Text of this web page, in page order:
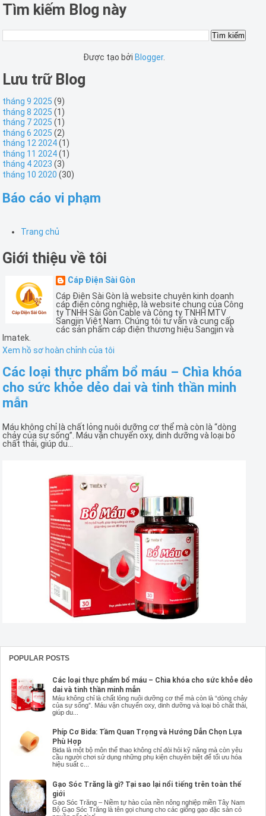
Tìm kiếm Blog này
Được tạo bởi Blogger.
Lưu trữ Blog
tháng 9 2025 (9)
tháng 8 2025 (1)
tháng 7 2025 (1)
tháng 6 2025 (2)
tháng 12 2024(1)
tháng 11 2024(1)
tháng 4 2023 (3)
tháng 10 2020 (30)
Báo cáo vi phạm
Trang chủ
Giới thiệu về tôi
Cáp Điện Sài Gòn
Cáp Điện Sài Gòn là website chuyên kinh doanh
cáp điện công nghiệp, là website chung của Công
ty TNHH Sài Gòn Cable và Công ty TNHH MTV
Sangjin Việt Nam. Chúng tôi tư vấn và cung cấp
các sản phẩm cáp điện thương hiệu Sangjin và
Imatek.
Xem hồ sơ hoàn chỉnh của tôi
Các loại thực phẩm bổ máu – Chìa khóa
cho sức khỏe dẻo dai và tinh thần minh
mẫn
Máu không chỉ là chất lỏng nuôi dưỡng cơ thể mà còn là “dòng
chảy của sự sống”. Máu vận chuyển oxy, dinh dưỡng và loại bỏ
chất thải, giúp du...
POPULAR POSTS
Các loại thực phẩm bổ máu – Chìa khóa cho sức khỏe dẻo
dai và tinh thần minh mẫn
Máu không chỉ là chất lỏng nuôi dưỡng cơ thể mà còn là “dòng chảy
của sự sống”. Máu vận chuyển oxy, dinh dưỡng và loại bỏ chất thải,
giúp du...
Phíp Cơ Bida: Tầm Quan Trọng và Hướng Dẫn Chọn Lựa
Phù Hợp
Bida là một bộ môn thể thao không chỉ đòi hỏi kỹ năng mà còn yêu
cầu người chơi sử dụng những phụ kiện chuyên biệt để tối ưu hóa
hiệu suất c...
Gạo Sóc Trăng là gì? Tại sao lại nổi tiếng trên toàn thế
giới
Gạo Sóc Trăng – Niềm tự hào của nền nông nghiệp miền Tây Nam
Bộ Gạo Sóc Trăng là tên gọi chung cho các giống gạo đặc sản có